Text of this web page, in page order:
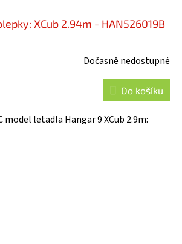
XCub 2.94m - HAN526019B
Dočasně nedostupné
Do košíku
model letadla Hangar 9 XCub 2.9m: